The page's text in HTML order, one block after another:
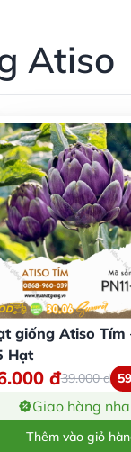
Atiso
giống Atiso Tím
Hạt
đ39.000đ
Giao hàng
Thêm vào giỏ